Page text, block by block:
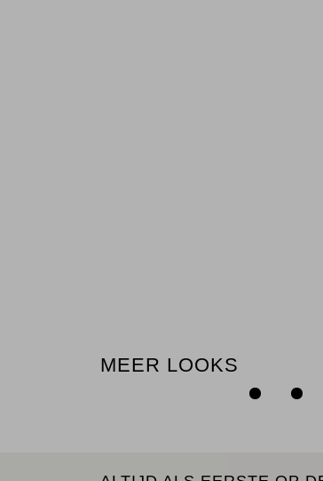
MEER LOOKS